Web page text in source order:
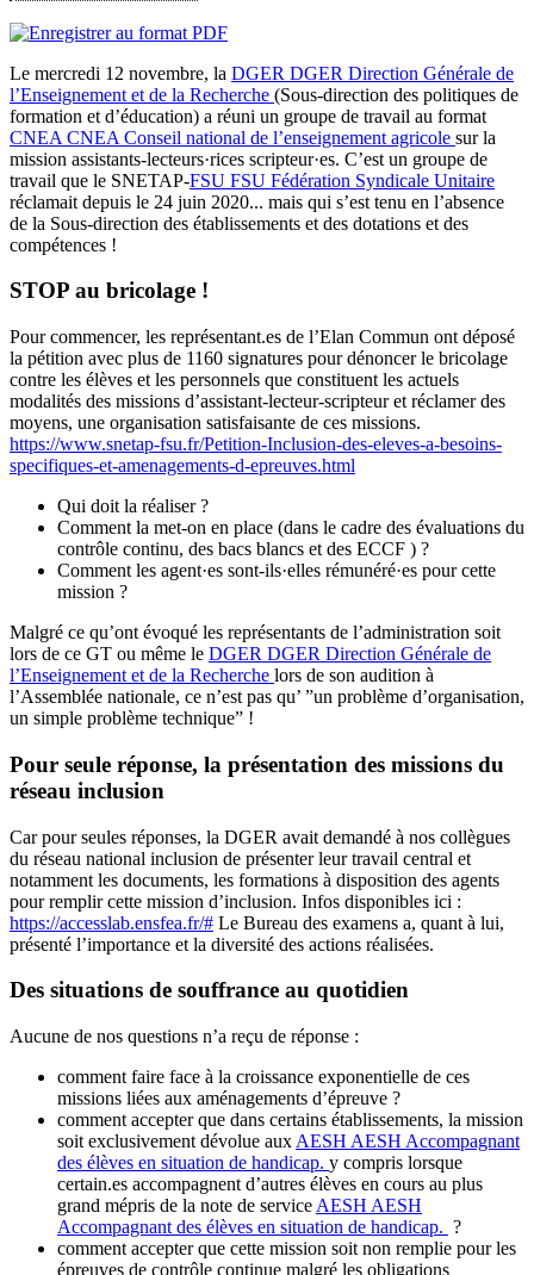
Le mercredi 12 novembre, la DGER DGER Direction Générale de
l’Enseignement et de la Recherche (Sous-direction des politiques de
formation et d’éducation) a réuni un groupe de travail au format
CNEA CNEA Conseil national de l’enseignement agricole sur la
mission assistants-lecteurs·rices scripteur·es. C’est un groupe de
travail que le SNETAP-FSU FSU Fédération Syndicale Unitaire
réclamait depuis le 24 juin 2020... mais qui s’est tenu en l’absence
de la Sous-direction des établissements et des dotations et des
compétences !
STOP au bricolage !
Pour commencer, les représentant.es de l’Elan Commun ont déposé
la pétition avec plus de 1160 signatures pour dénoncer le bricolage
contre les élèves et les personnels que constituent les actuels
modalités des missions d’assistant-lecteur-scripteur et réclamer des
moyens, une organisation satisfaisante de ces missions.
https://www.snetap-fsu.fr/Petition-Inclusion-des-eleves-a-besoins-
specifiques-et-amenagements-d-epreuves.html
Qui doit la réaliser ?
Comment la met-on en place (dans le cadre des évaluations du
contrôle continu, des bacs blancs et des ECCF ) ?
Comment les agent·es sont-ils·elles rémunéré·es pour cette
mission ?
Malgré ce qu’ont évoqué les représentants de l’administration soit
lors de ce GT ou même le DGER DGER Direction Générale de
l’Enseignement et de la Recherche lors de son audition à
l’Assemblée nationale, ce n’est pas qu’ ”un problème d’organisation,
un simple problème technique” !
Pour seule réponse, la présentation des missions du
réseau inclusion
Car pour seules réponses, la DGER avait demandé à nos collègues
du réseau national inclusion de présenter leur travail central et
notamment les documents, les formations à disposition des agents
pour remplir cette mission d’inclusion. Infos disponibles ici :
https://accesslab.ensfea.fr/# Le Bureau des examens a, quant à lui,
présenté l’importance et la diversité des actions réalisées.
Des situations de souffrance au quotidien
Aucune de nos questions n’a reçu de réponse :
comment faire face à la croissance exponentielle de ces
missions liées aux aménagements d’épreuve ?
comment accepter que dans certains établissements, la mission
soit exclusivement dévolue aux AESH AESH Accompagnant
des élèves en situation de handicap. y compris lorsque
certain.es accompagnent d’autres élèves en cours au plus
grand mépris de la note de service AESH AESH
Accompagnant des élèves en situation de handicap. ?
comment accepter que cette mission soit non remplie pour les
épreuves de contrôle continue malgré les obligations